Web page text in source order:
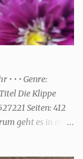
ein gutes Buch
und genießt
Typ Genießer.
passen, weil
ein Duschgel mit
Pflegedusche
• • • Genre:
Die Klippe
Seiten: 412
geht es in dem